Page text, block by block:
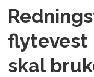
flytevest
skal